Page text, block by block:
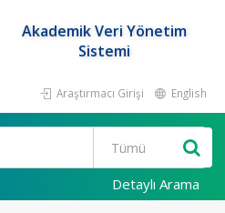
Akademik Veri Yönetim
Sistemi
Araştırmacı Girişi English
Detaylı Arama